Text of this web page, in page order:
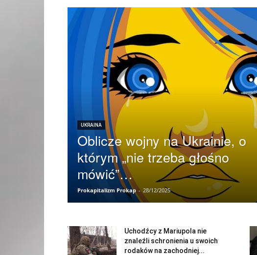
UKRAINA
Oblicze wojny na Ukrainie, o
którym „nie trzeba głośno
mówić”…
Prokapitalizm Prokap - 28/12/2025
Uchodźcy z Mariupola nie
znaleźli schronienia u swoich
rodaków na zachodniej...